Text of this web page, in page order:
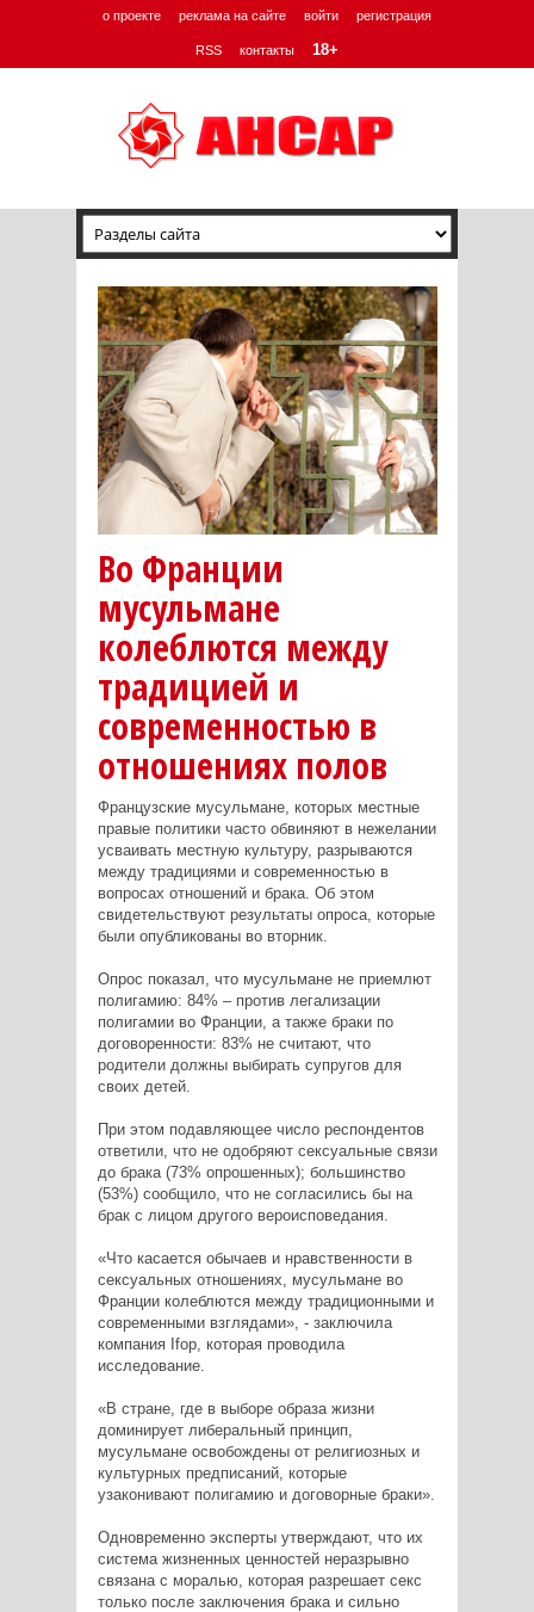
о проекте реклама на сайте войти регистрация
RSS контакты 18+
Во Франции
мусульмане
колеблются между
традицией и
современностью в
отношениях полов
Французские мусульмане, которых местные
правые политики часто обвиняют в нежелании
усваивать местную культуру, разрываются
между традициями и современностью в
вопросах отношений и брака. Об этом
свидетельствуют результаты опроса, которые
были опубликованы во вторник.
Опрос показал, что мусульмане не приемлют
полигамию: 84% – против легализации
полигамии во Франции, а также браки по
договоренности: 83% не считают, что
родители должны выбирать супругов для
своих детей.
При этом подавляющее число респондентов
ответили, что не одобряют сексуальные связи
до брака (73% опрошенных); большинство
(53%) сообщило, что не согласились бы на
брак с лицом другого вероисповедания.
«Что касается обычаев и нравственности в
сексуальных отношениях, мусульмане во
Франции колеблются между традиционными и
современными взглядами», - заключила
компания Ifop, которая проводила
исследование.
«В стране, где в выборе образа жизни
доминирует либеральный принцип,
мусульмане освобождены от религиозных и
культурных предписаний, которые
узаконивают полигамию и договорные браки».
Одновременно эксперты утверждают, что их
система жизненных ценностей неразрывно
связана с моралью, которая разрешает секс
только после заключения брака и сильно